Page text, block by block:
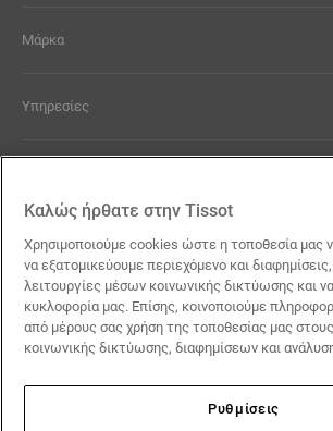
Μάρκα
Υπηρεσίες
Επικοινωνία
Οι Υποσχέσεις μας
Ακολουθήστε μας στα social
Καλώς ήρθατε στην Tissot
Χρησιμοποιούμε cookies ώστε η τοποθεσία μας
να εξατομικεύουμε περιεχόμενο και
λειτουργίες μέσων κοινωνικής δικτύωσης και
κυκλοφορία μας. Επίσης, κοινοποιούμε
από μέρους σας χρήση της τοποθεσίας μας
κοινωνικής δικτύωσης, διαφημίσεων και
Ρυθμίσεις